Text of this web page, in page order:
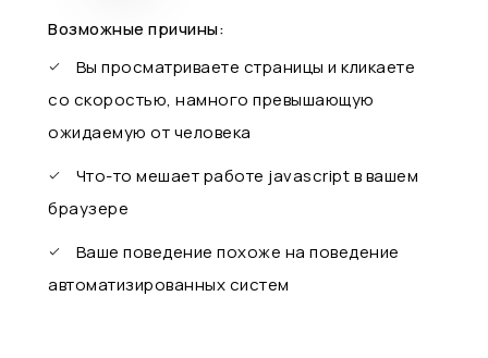
Возможные причины:
Вы просматриваете страницы и кликаете
со скоростью, намного превышающую
ожидаемую от человека
Что-то мешает работе javascript в вашем
браузере
Ваше поведение похоже на поведение
автоматизированных систем